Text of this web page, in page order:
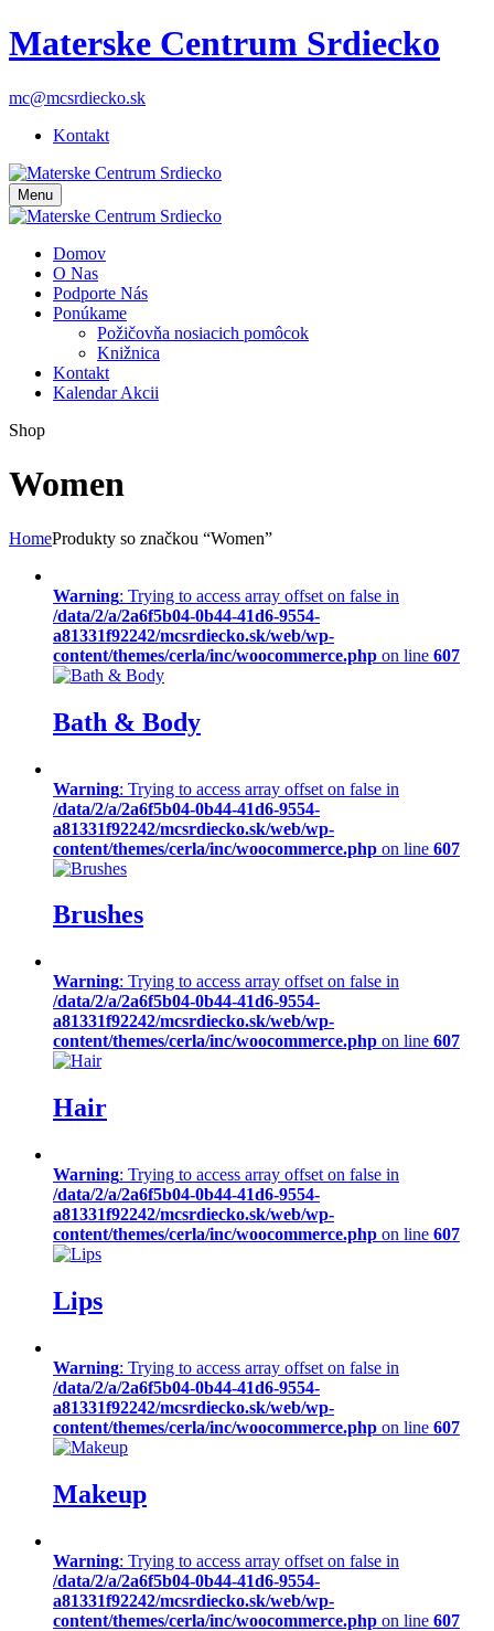
Materske Centrum Srdiecko
mc@mcsrdiecko.sk
Kontakt
Menu
Domov
O Nas
Podporte Nás
Ponúkame
Požičovňa nosiacich pomôcok
Knižnica
Kontakt
Kalendar Akcii
Shop
Women
HomeProdukty so značkou “Women”
Warning: Trying to access array offset on false in
/data/2/a/2a6f5b04-0b44-41d6-9554-
a81331f92242/mcsrdiecko.sk/web/wp-
content/themes/cerla/inc/woocommerce.php on line 607
Bath & Body
Warning: Trying to access array offset on false in
/data/2/a/2a6f5b04-0b44-41d6-9554-
a81331f92242/mcsrdiecko.sk/web/wp-
content/themes/cerla/inc/woocommerce.php on line 607
Brushes
Warning: Trying to access array offset on false in
/data/2/a/2a6f5b04-0b44-41d6-9554-
a81331f92242/mcsrdiecko.sk/web/wp-
content/themes/cerla/inc/woocommerce.php on line 607
Hair
Warning: Trying to access array offset on false in
/data/2/a/2a6f5b04-0b44-41d6-9554-
a81331f92242/mcsrdiecko.sk/web/wp-
content/themes/cerla/inc/woocommerce.php on line 607
Lips
Warning: Trying to access array offset on false in
/data/2/a/2a6f5b04-0b44-41d6-9554-
a81331f92242/mcsrdiecko.sk/web/wp-
content/themes/cerla/inc/woocommerce.php on line 607
Makeup
Warning: Trying to access array offset on false in
/data/2/a/2a6f5b04-0b44-41d6-9554-
a81331f92242/mcsrdiecko.sk/web/wp-
content/themes/cerla/inc/woocommerce.php on line 607